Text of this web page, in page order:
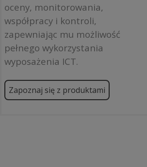
oceny, monitorowania,
współpracy i kontroli,
zapewniając mu możliwość
pełnego wykorzystania
wyposażenia ICT.
Zapoznaj się z produktami